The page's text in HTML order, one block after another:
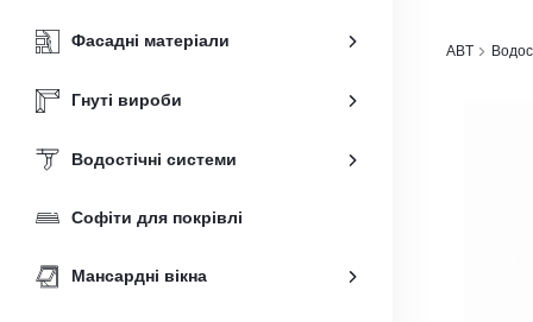
Фасадні матеріали
Гнуті вироби
Водостічні системи
Софіти для покрівлі
Мансардні вікна
ABT